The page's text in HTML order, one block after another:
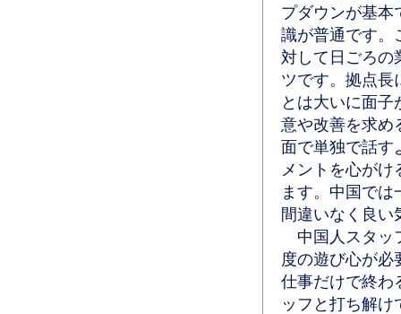
プダウンが基本
識が普通です。
対して日ごろの
ツです。拠点長
とは大いに面
意や改善を求め
面で単独で話す
メントを心が
ます。中国で
間違いなく良い
中国人スタッ
度の遊び心が必
仕事だけで終わ
ッフと打ち解